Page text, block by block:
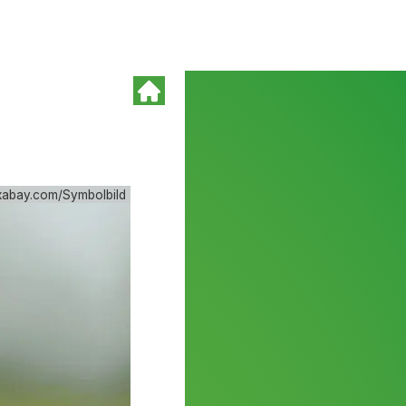
Symbolbild